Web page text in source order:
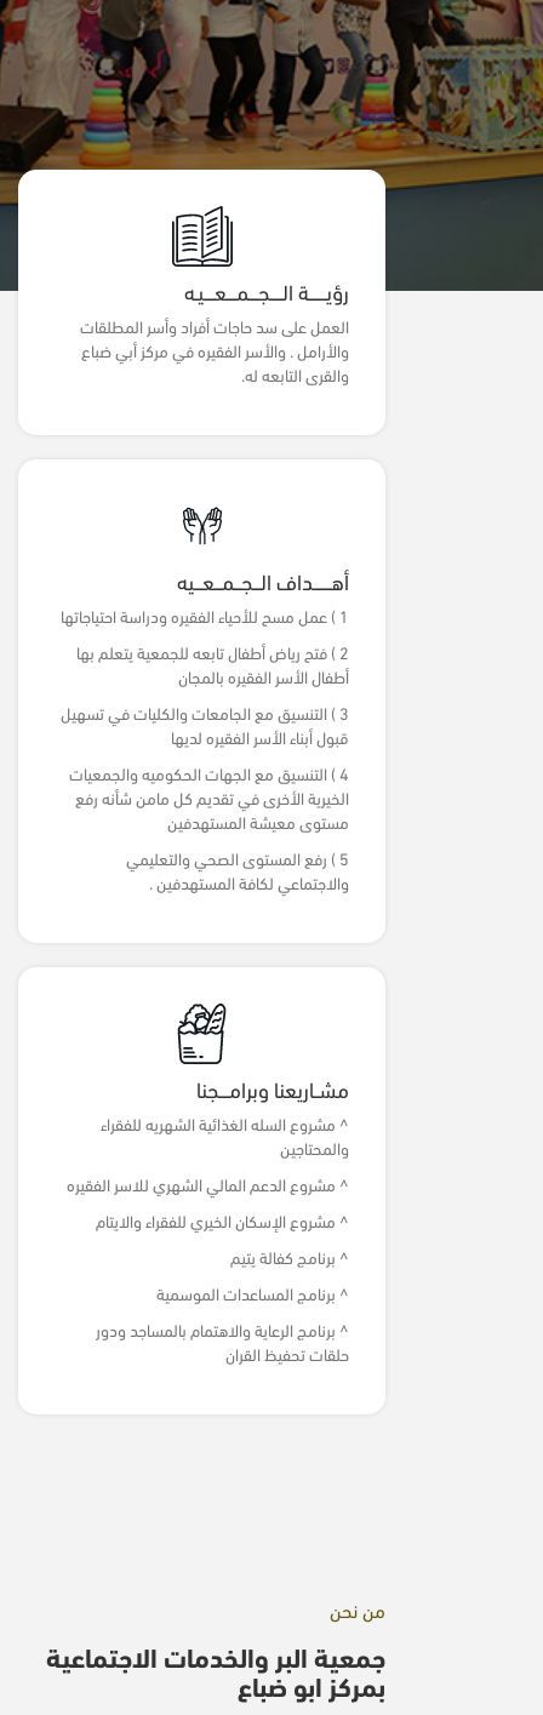
رؤيـــــــة الـــــجــــمــــعــــيـه
العمل على سد حاجات أفراد وأسر المطلقات
والأرامل . والأسر الفقيره في مركز أبي ضباع
والقرى التابعه له.
أهـــــــداف الـــجـــمـــعـــيه
1 ) عمل مسح للأحياء الفقيره ودراسة احتياجاتها
2 ) فتح رياض أطفال تابعه للجمعية يتعلم بها
أطفال الأسر الفقيره بالمجان
3 ) التنسيق مع الجامعات والكليات في تسهيل
قبول أبناء الأسر الفقيره لديها
4 ) التنسيق مع الجهات الحكوميه والجمعيات
الخيرية الأخرى في تقديم كل مامن شأنه رفع
مستوى معيشة المستهدفين
5 ) رفع المستوى الصحي والتعليمي
والاجتماعي لكافة المستهدفين .
مشــاريعنا وبرامــــجنا
^ مشروع السله الغذائية الشهريه للفقراء
والمحتاجين
^ مشروع الدعم المالي الشهري للاسر الفقيره
^ مشروع الإسكان الخيري للفقراء والايتام
^ برنامج كفالة يتيم
^ برنامج المساعدات الموسمية
^ برنامج الرعاية والاهتمام بالمساجد ودور
حلقات تحفيظ القران
من نحن
جمعية البر والخدمات الاجتماعية
بمركز ابو ضباع